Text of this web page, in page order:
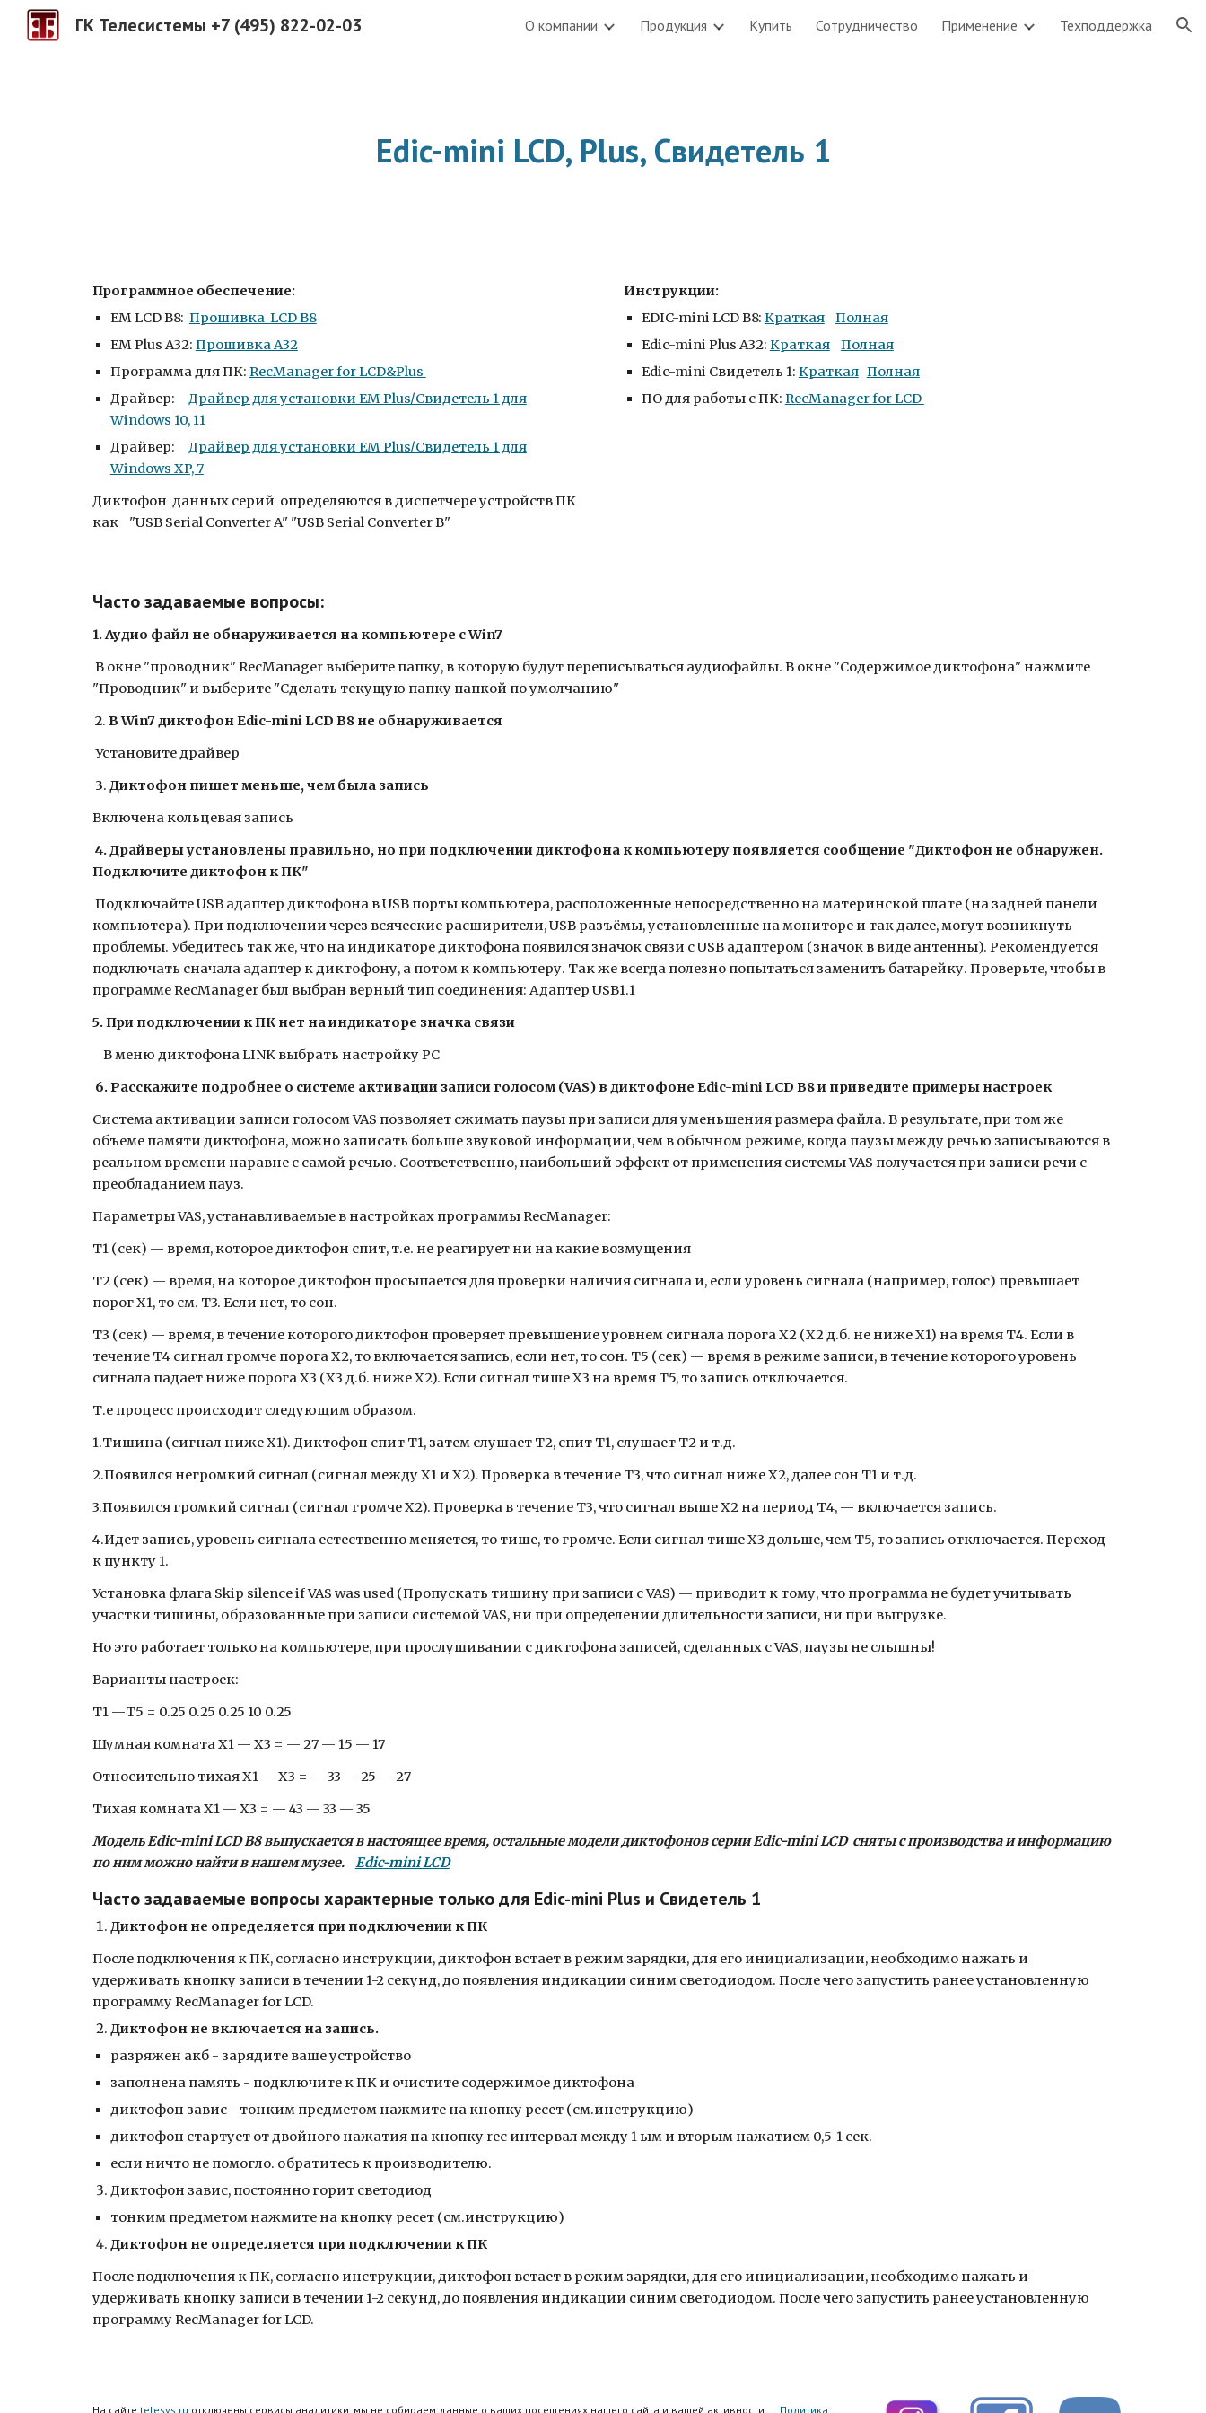
Skip to navigation
ГК Телесистемы +7 (495) 822-02-03 О компании Продукция Купить Сотрудничество Применение Техподдержка
Edic-mini LCD, Plus, Свидетель 1
Программное обеспечение:
EM LCD B8: Прошивка LCD B8
EM Plus A32: Прошивка A32
Программа для ПК: RecManager for LCD&Plus
Драйвер: Драйвер для установки EM Plus/Свидетель 1 для
Windows 10, 11
Драйвер: Драйвер для установки EM Plus/Свидетель 1 для
Windows XP, 7
Диктофон данных серий определяются в диспетчере устройств ПК
как "USB Serial Converter A" "USB Serial Converter B"
Инструкции:
EDIC-mini LCD B8: Краткая
Полная
Edic-mini Plus A32: Краткая
Полная
Edic-mini Свидетель 1: Краткая Полная
ПО для работы с ПК: RecManager for LCD
Часто задаваемые вопросы:
1. Аудио файл не обнаруживается на компьютере c Win7
В окне "проводник" RecManager выберите папку, в которую будут переписываться аудиофайлы. В окне "Содержимое диктофона" нажмите
"Проводник" и выберите "Сделать текущую папку папкой по умолчанию"
2. В Win7 диктофон Edic-mini LCD B8 не обнаруживается
Установите драйвер
3. Диктофон пишет меньше, чем была запись
Включена кольцевая запись
4.Драйверы установлены правильно, но при подключении диктофона к компьютеру появляется сообщение "Диктофон не обнаружен.
Подключите диктофон к ПК"
Подключайте USB адаптер диктофона в USB порты компьютера, расположенные непосредственно на материнской плате (на задней панели
компьютера). При подключении через всяческие расширители, USB разъёмы, установленные на мониторе и так далее, могут возникнуть
проблемы. Убедитесь так же, что на индикаторе диктофона появился значок связи с USB адаптером (значок в виде антенны). Рекомендуется
подключать сначала адаптер к диктофону, а потом к компьютеру. Так же всегда полезно попытаться заменить батарейку. Проверьте, чтобы в
программе RecManager был выбран верный тип соединения: Адаптер USB1.1
5. При подключении к ПК нет на индикаторе значка связи
В меню диктофона LINK выбрать настройку PC
6.Расскажите подробнее о системе активации записи голосом (VAS) в диктофоне Edic-mini LCD В8 и приведите примеры настроек
Система активации записи голосом VAS позволяет сжимать паузы при записи для уменьшения размера файла. В результате, при том же
объеме памяти диктофона, можно записать больше звуковой информации, чем в обычном режиме, когда паузы между речью записываются в
реальном времени наравне с самой речью. Соответственно, наибольший эффект от применения системы VAS получается при записи речи с
преобладанием пауз.
Параметры VAS, устанавливаемые в настройках программы RecManager:
T1 (сек) — время, которое диктофон спит, т.е. не реагирует ни на какие возмущения
T2 (сек) — время, на которое диктофон просыпается для проверки наличия сигнала и, если уровень сигнала (например, голос) превышает
порог Х1, то см. Т3. Если нет, то сон.
T3 (сек) — время, в течение которого диктофон проверяет превышение уровнем сигнала порога Х2 (Х2 д.б. не ниже Х1) на время Т4. Если в
течение Т4 сигнал громче порога Х2, то включается запись, если нет, то сон. T5 (сек) — время в режиме записи, в течение которого уровень
сигнала падает ниже порога Х3 (Х3 д.б. ниже Х2). Если сигнал тише Х3 на время Т5, то запись отключается.
Т.е процесс происходит следующим образом.
1.Тишина (сигнал ниже Х1). Диктофон спит Т1, затем слушает Т2, спит Т1, слушает Т2 и т.д.
2.Появился негромкий сигнал (сигнал между Х1 и Х2). Проверка в течение Т3, что сигнал ниже Х2, далее сон Т1 и т.д.
3.Появился громкий сигнал (сигнал громче Х2). Проверка в течение Т3, что сигнал выше Х2 на период Т4, — включается запись.
4.Идет запись, уровень сигнала естественно меняется, то тише, то громче. Если сигнал тише Х3 дольше, чем Т5, то запись отключается. Переход
к пункту 1.
Установка флага Skip silence if VAS was used (Пропускать тишину при записи с VAS) — приводит к тому, что программа не будет учитывать
участки тишины, образованные при записи системой VAS, ни при определении длительности записи, ни при выгрузке.
Но это работает только на компьютере, при прослушивании с диктофона записей, сделанных с VAS, паузы не слышны!
Варианты настроек:
Т1 —Т5 = 0.25 0.25 0.25 10 0.25
Шумная комната Х1 — Х3 = — 27 — 15 — 17
Относительно тихая Х1 — Х3 = — 33 — 25 — 27
Тихая комната Х1 — Х3 = — 43 — 33 — 35
Модель Edic-mini LCD B8 выпускается в настоящее время, остальные модели диктофонов серии Edic-mini LCD сняты с производства и информацию
по ним можно найти в нашем музее. Edic-mini LCD
Часто задаваемые вопросы характерные только для Edic-mini Plus и Свидетель 1
Диктофон не определяется при подключении к ПК
После подключения к ПК, согласно инструкции, диктофон встает в режим зарядки, для его инициализации, необходимо нажать и
удерживать кнопку записи в течении 1-2 секунд, до появления индикации синим светодиодом. После чего запустить ранее установленную
программу RecManager for LCD.
Диктофон не включается на запись.
разряжен акб - зарядите ваше устройство
заполнена память - подключите к ПК и очистите содержимое диктофона
диктофон завис - тонким предметом нажмите на кнопку ресет (см.инструкцию)
диктофон стартует от двойного нажатия на кнопку rec интервал между 1 ым и вторым нажатием 0,5-1 сек.
если ничто не помогло. обратитесь к производителю.
Диктофон завис, постоянно горит светодиод
тонким предметом нажмите на кнопку ресет (см.инструкцию)
Диктофон не определяется при подключении к ПК
После подключения к ПК, согласно инструкции, диктофон встает в режим зарядки, для его инициализации, необходимо нажать и
удерживать кнопку записи в течении 1-2 секунд, до появления индикации синим светодиодом. После чего запустить ранее установленную
программу RecManager for LCD.
На сайте telesys.ru отключены сервисы аналитики, мы не собираем данные о ваших посещениях нашего сайта и вашей активности. Политика